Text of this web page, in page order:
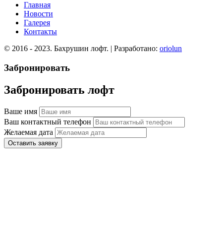
Главная
Новости
Галерея
Контакты
© 2016 - 2023. Бахрушин лофт. | Разработано: oriolun
Забронировать
Забронировать лофт
Ваше имя
Ваш контактный телефон
Желаемая дата
Оставить заявку